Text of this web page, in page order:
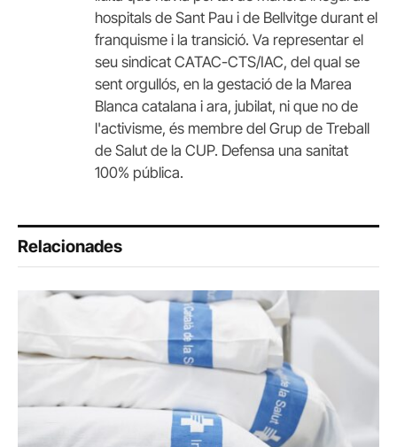
hospitals de Sant Pau i de Bellvitge durant el
franquisme i la transició. Va representar el
seu sindicat CATAC-CTS/IAC, del qual se
sent orgullós, en la gestació de la Marea
Blanca catalana i ara, jubilat, ni que no de
l'activisme, és membre del Grup de Treball
de Salut de la CUP. Defensa una sanitat
100% pública.
Relacionades